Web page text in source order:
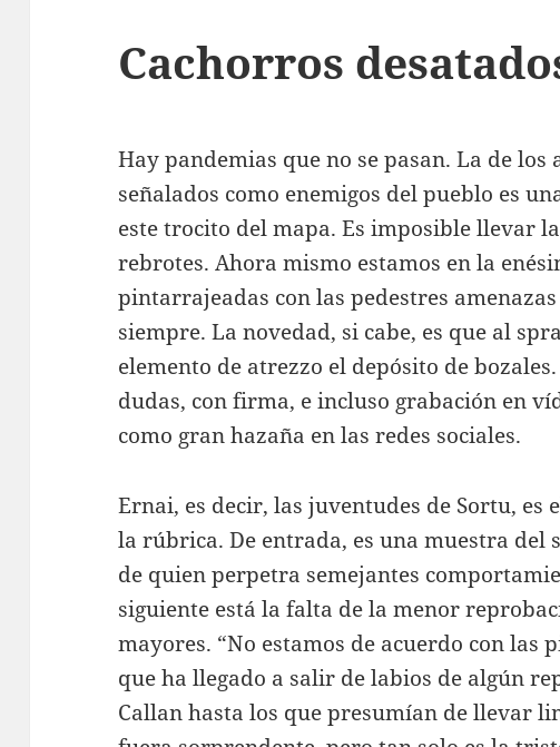
Cachorros
Hay pandemias que no se pasan. La de
señalados como enemigos del pueblo es
este trocito del mapa. Es imposible llevar
rebrotes. Ahora mismo estamos en la
pintarrajeadas con las pedestres
siempre. La novedad, si cabe, es que al
elemento de atrezzo el depósito de
dudas, con firma, e incluso grabación en
como gran hazaña en las redes sociales.
Ernai, es decir, las juventudes de Sortu, es
la rúbrica. De entrada, es una muestra
de quien perpetra semejantes
siguiente está la falta de la menor
mayores. “No estamos de acuerdo con las
que ha llegado a salir de labios de algún
Callan hasta los que presumían de llevar